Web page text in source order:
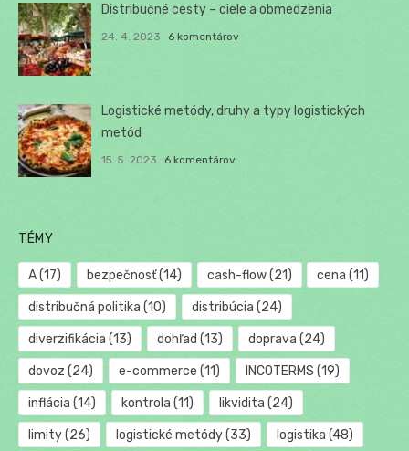
Distribučné cesty – ciele a obmedzenia
24. 4. 2023 6 komentárov
Logistické metódy, druhy a typy logistických
metód
15. 5. 2023 6 komentárov
TÉMY
A(17) bezpečnosť(14) cash-flow(21) cena (11)
distribučná politika (10) distribúcia (24)
diverzifikácia (13) dohľad (13) doprava (24)
dovoz (24) e-commerce (11) INCOTERMS (19)
inflácia (14) kontrola (11) likvidita (24)
limity(26) logistické metódy(33) logistika (48)